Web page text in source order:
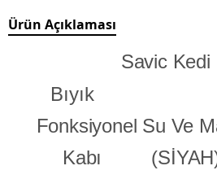
Ürün Açıklaması
Savic Kedi
Fonksiyonel Su Ve
Kabı